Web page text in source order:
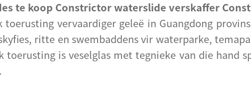
te koop Constrictor waterslide verskaffer
toerusting vervaardiger geleë in Guangdong
ritte en swembaddens vir waterparke,
is veselglas met tegnieke van die hand